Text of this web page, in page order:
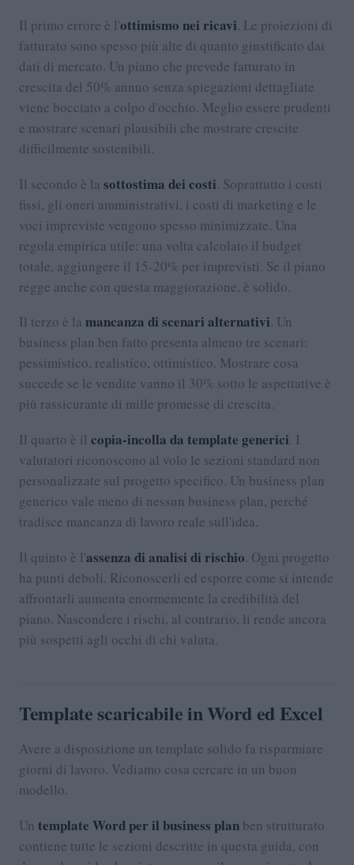
Il primo errore è l'ottimismo nei ricavi. Le proiezioni di
fatturato sono spesso più alte di quanto giustificato dai
dati di mercato. Un piano che prevede fatturato in
crescita del 50% annuo senza spiegazioni dettagliate
viene bocciato a colpo d'occhio. Meglio essere prudenti
e mostrare scenari plausibili che mostrare crescite
difficilmente sostenibili.
Il secondo è la sottostima dei costi. Soprattutto i costi
fissi, gli oneri amministrativi, i costi di marketing e le
voci impreviste vengono spesso minimizzate. Una
regola empirica utile: una volta calcolato il budget
totale, aggiungere il 15-20% per imprevisti. Se il piano
regge anche con questa maggiorazione, è solido.
Il terzo è la mancanza di scenari alternativi. Un
business plan ben fatto presenta almeno tre scenari:
pessimistico, realistico, ottimistico. Mostrare cosa
succede se le vendite vanno il 30% sotto le aspettative è
più rassicurante di mille promesse di crescita.
Il quarto è il copia-incolla da template generici. I
valutatori riconoscono al volo le sezioni standard non
personalizzate sul progetto specifico. Un business plan
generico vale meno di nessun business plan, perché
tradisce mancanza di lavoro reale sull'idea.
Il quinto è l'assenza di analisi di rischio. Ogni progetto
ha punti deboli. Riconoscerli ed esporre come si intende
affrontarli aumenta enormemente la credibilità del
piano. Nascondere i rischi, al contrario, li rende ancora
più sospetti agli occhi di chi valuta.
Template scaricabile in Word ed Excel
Avere a disposizione un template solido fa risparmiare
giorni di lavoro. Vediamo cosa cercare in un buon
modello.
Un template Word per il business plan ben strutturato
contiene tutte le sezioni descritte in questa guida, con